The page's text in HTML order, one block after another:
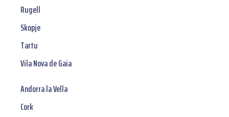
Rugell
Skopje
Tartu
Vila Nova de Gaia
Andorra la Vella
Cork